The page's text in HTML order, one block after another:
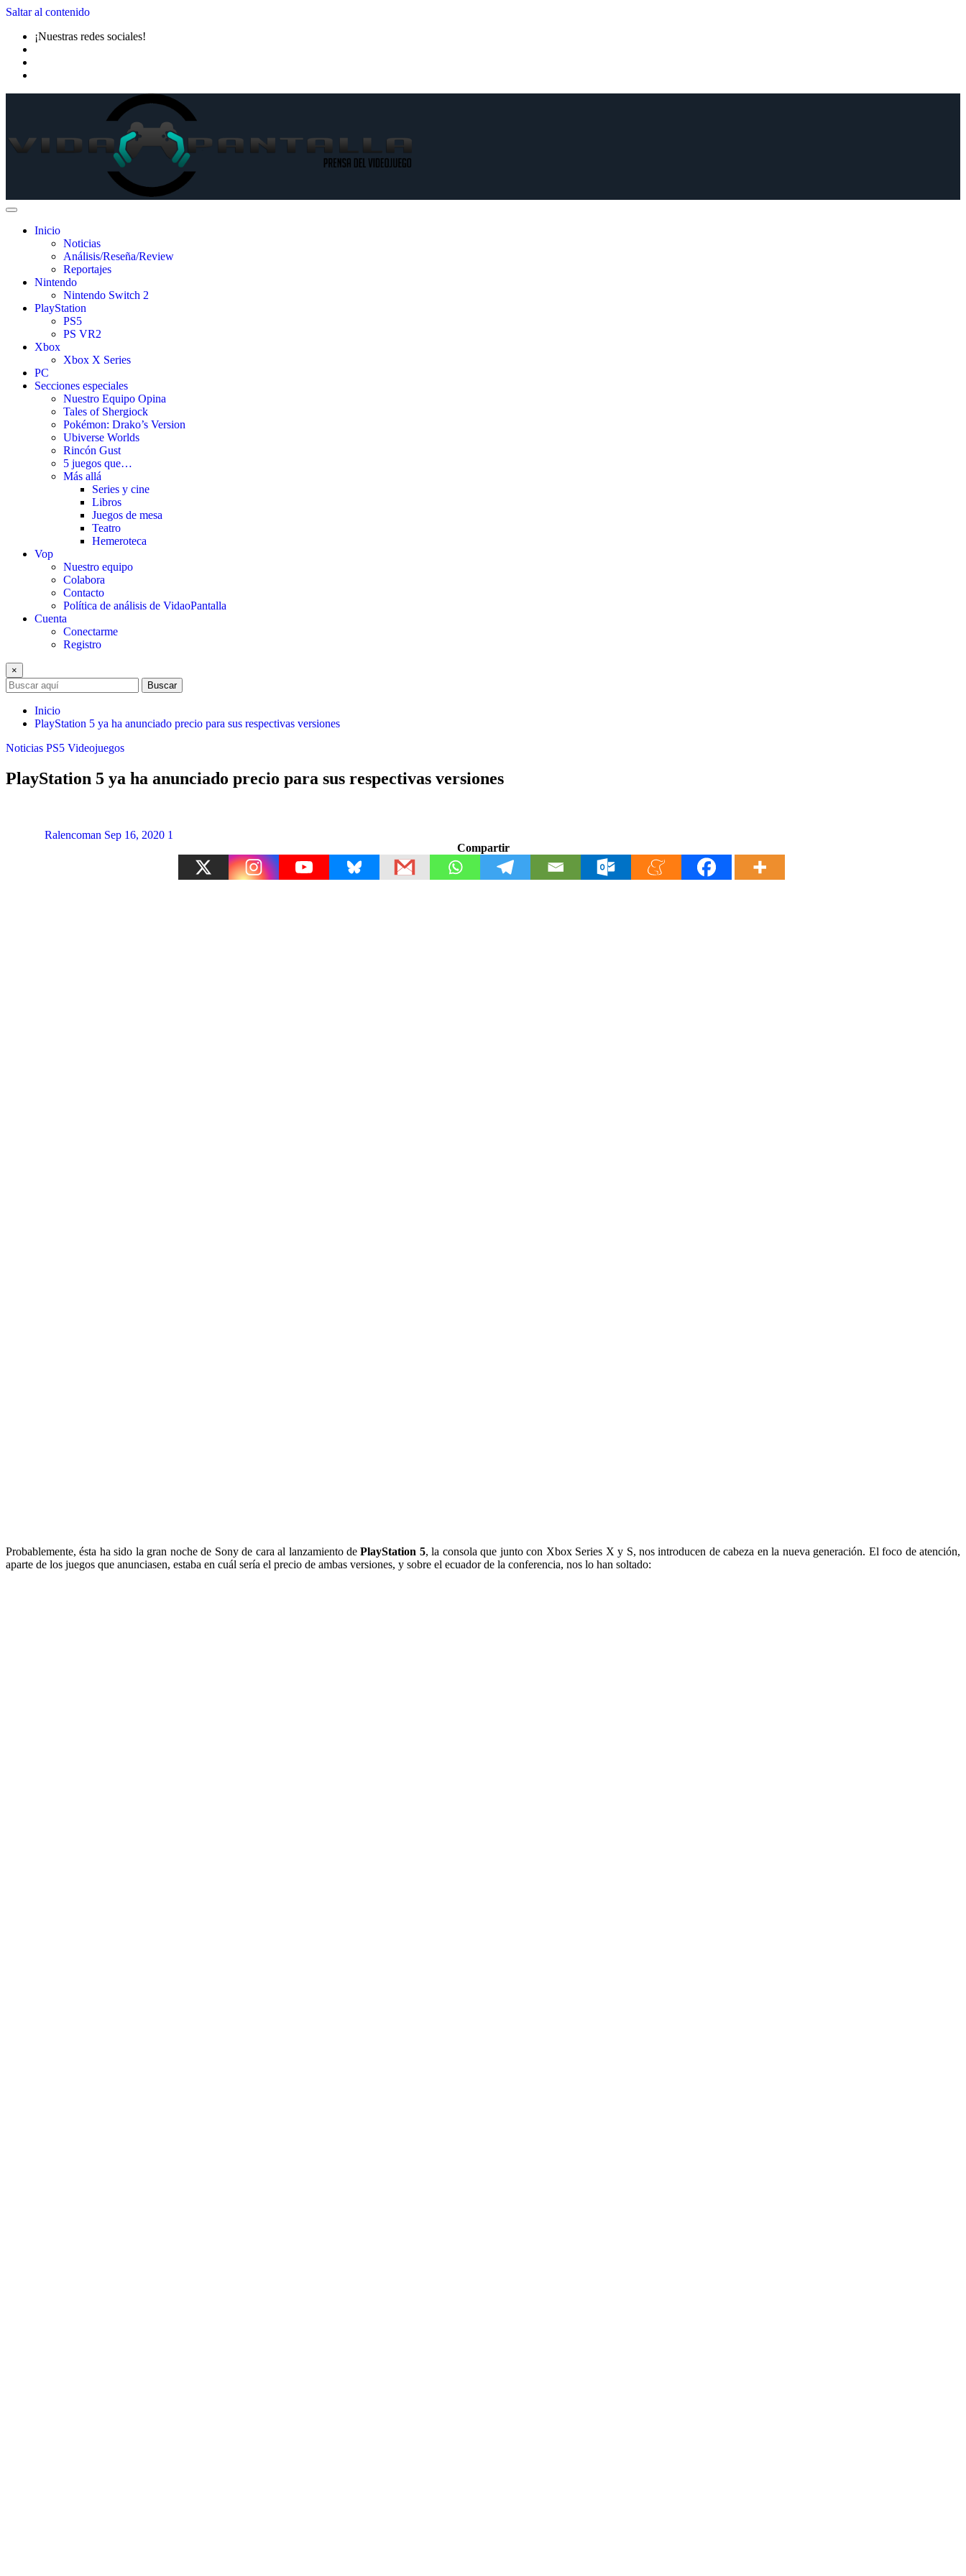
Saltar al contenido
¡Nuestras redes sociales!
Inicio
Noticias
Análisis/Reseña/Review
Reportajes
Nintendo
Nintendo Switch 2
PlayStation
PS5
PS VR2
Xbox
Xbox X Series
PC
Secciones especiales
Nuestro Equipo Opina
Tales of Shergiock
Pokémon: Drako’s Version
Ubiverse Worlds
Rincón Gust
5 juegos que…
Más allá
Series y cine
Libros
Juegos de mesa
Teatro
Hemeroteca
Vop
Nuestro equipo
Colabora
Contacto
Política de análisis de VidaoPantalla
Cuenta
Conectarme
Registro
×
Buscar
Inicio
PlayStation 5 ya ha anunciado precio para sus respectivas versiones
Noticias PS5 Videojuegos
PlayStation 5 ya ha anunciado precio para sus respectivas versiones
Ralencoman Sep 16, 2020 1
Compartir
Probablemente, ésta ha sido la gran noche de Sony de cara al lanzamiento dePlayStation 5, la consola que junto con Xbox Series X y S, nos introducen de cabeza en la nueva generación. El foco de atención,
aparte de los juegos que anunciasen, estaba en cuál sería el precio de ambas versiones, y sobre el ecuador de la conferencia, nos lo han soltado: